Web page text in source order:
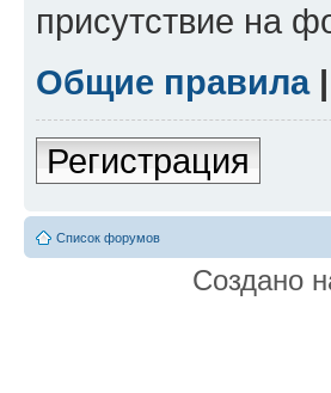
присутствие на
Общие правила|
Регистрация
Список форумов
Создано